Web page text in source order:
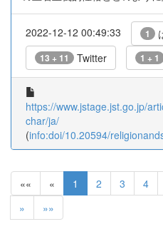
2022-12-12 00:49:33 1
13 + 11 Twitter 1 + 1
https://www.jstage.jst.go.jp/
char/ja/
(info:doi/10.20594/
«« « 1 2 3 4
»
»»